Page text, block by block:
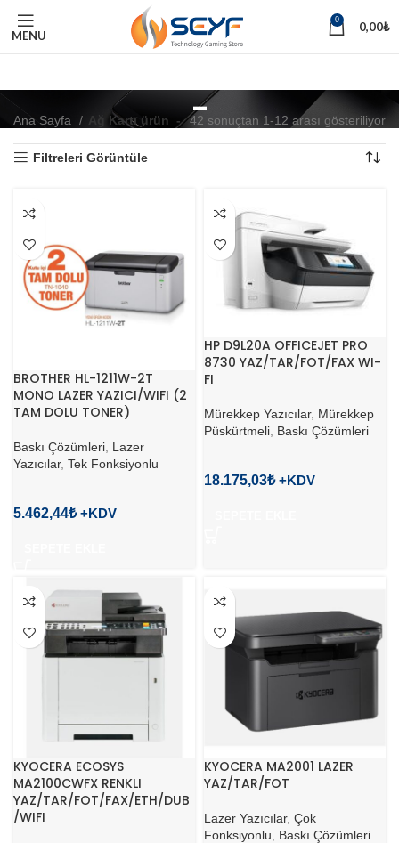
MENU
0 0,00₺
-
Ana Sayfa Ağ Kartı ürün - 42 sonuçtan 1-12 arası gösteriliyor
Filtreleri Görüntüle
BROTHER HL-1211W-2T
MONO LAZER YAZICI/WIFI (2
TAM DOLU TONER)
Baskı Çözümleri Lazer
Yazıcılar, Tek Fonksiyonlu
5.462,44₺
HP D9L20A OFFICEJET PRO
8730 YAZ/TAR/FOT/FAX WI-
FI
Mürekkep Yazıcılar, Mürekkep
Püskürtmeli Baskı Çözümleri
18.175,03₺
KYOCERA ECOSYS
MA2100CWFX RENKLI
YAZ/TAR/FOT/FAX/ETH/DUB
/WIFI
KYOCERA MA2001 LAZER
YAZ/TAR/FOT
Lazer Yazıcılar, Çok
Fonksiyonlu
Baskı Çözümleri